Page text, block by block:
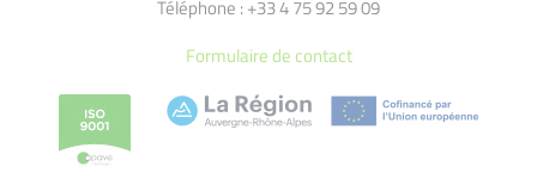
Téléphone : +33 4 75 92 59 09
Formulaire de contact